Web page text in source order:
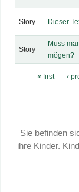
Story Dieser
Story
Muss
mögen?
Pages
« first ‹
Sie befinden
ihre Kinder.